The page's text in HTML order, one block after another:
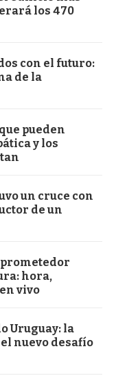
los 470
con el futuro:
de la
pueden
y los
un cruce con
de un
prometedor
hora,
vivo
Uruguay: la
nuevo desafío